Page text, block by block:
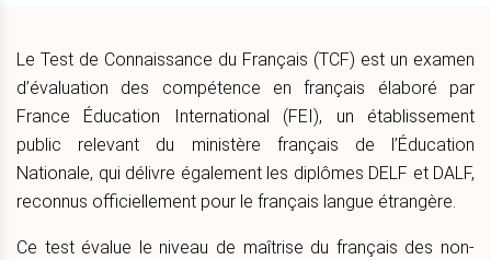
Le Test de Connaissance du Français (TCF) est un examen
d’évaluation des compétence en français élaboré par
France Éducation International (FEI), un établissement
public relevant du ministère français de l’Éducation
Nationale, qui délivre également les diplômes DELF et DALF,
reconnus officiellement pour le français langue étrangère.
Ce test évalue le niveau de maîtrise du français des non-